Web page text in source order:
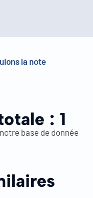
la note
: 1
base de donnée